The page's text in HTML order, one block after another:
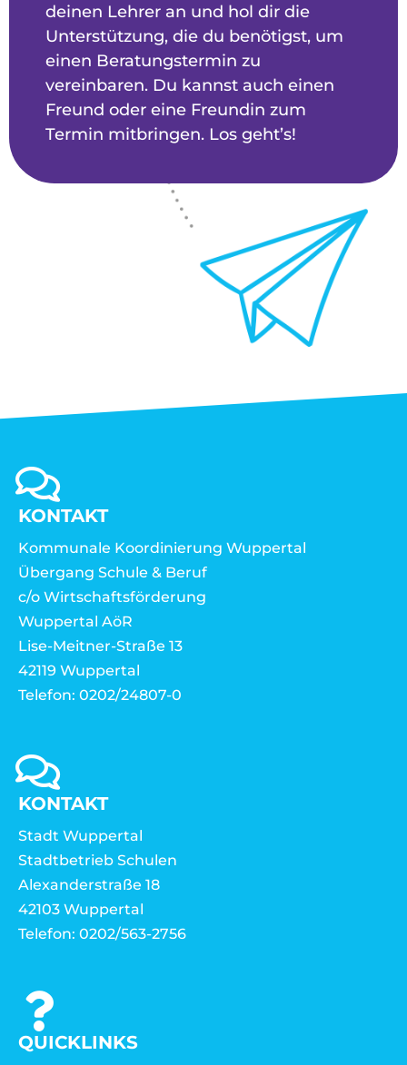
deinen Lehrer an und hol dir die
Unterstützung, die du benötigst, um
einen Beratungstermin zu
vereinbaren. Du kannst auch einen
Freund oder eine Freundin zum
Termin mitbringen. Los geht’s!
KONTAKT
Kommunale Koordinierung Wuppertal
Übergang Schule & Beruf
c/o Wirtschaftsförderung
Wuppertal AöR
Lise-Meitner-Straße 13
42119 Wuppertal
Telefon: 0202/24807-0
KONTAKT
Stadt Wuppertal
Stadtbetrieb Schulen
Alexanderstraße 18
42103 Wuppertal
Telefon: 0202/563-2756
QUICKLINKS